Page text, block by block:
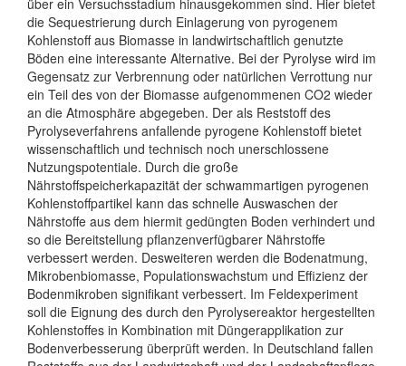
über ein Versuchsstadium hinausgekommen sind. Hier bietet
die Sequestrierung durch Einlagerung von pyrogenem
Kohlenstoff aus Biomasse in landwirtschaftlich genutzte
Böden eine interessante Alternative. Bei der Pyrolyse wird im
Gegensatz zur Verbrennung oder natürlichen Verrottung nur
ein Teil des von der Biomasse aufgenommenen CO2 wieder
an die Atmosphäre abgegeben. Der als Reststoff des
Pyrolyseverfahrens anfallende pyrogene Kohlenstoff bietet
wissenschaftlich und technisch noch unerschlossene
Nutzungspotentiale. Durch die große
Nährstoffspeicherkapazität der schwammartigen pyrogenen
Kohlenstoffpartikel kann das schnelle Auswaschen der
Nährstoffe aus dem hiermit gedüngten Boden verhindert und
so die Bereitstellung pflanzenverfügbarer Nährstoffe
verbessert werden. Desweiteren werden die Bodenatmung,
Mikrobenbiomasse, Populationswachstum und Effizienz der
Bodenmikroben signifikant verbessert. Im Feldexperiment
soll die Eignung des durch den Pyrolysereaktor hergestellten
Kohlenstoffes in Kombination mit Düngerapplikation zur
Bodenverbesserung überprüft werden. In Deutschland fallen